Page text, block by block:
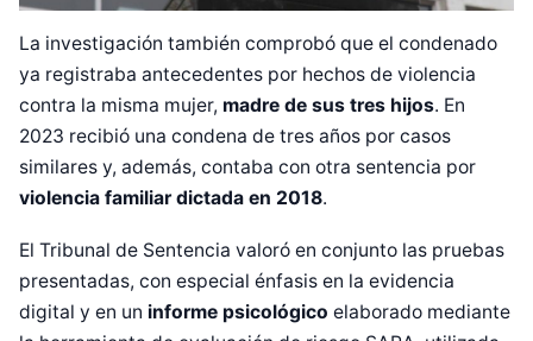
La investigación también comprobó que el condenado
ya registraba antecedentes por hechos de violencia
contra la misma mujer, madre de sus tres hijos. En
2023 recibió una condena de tres años por casos
similares y, además, contaba con otra sentencia por
violencia familiar dictada en 2018.
El Tribunal de Sentencia valoró en conjunto las pruebas
presentadas, con especial énfasis en la evidencia
digital y en un informe psicológico elaborado mediante